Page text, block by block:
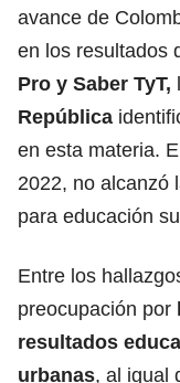
avance de
en los resultados
Pro y Saber TyT,
República
en esta materia.
2022, no alcanzó
para educación
Entre los
preocupación por
resultados
urbanas, al igual